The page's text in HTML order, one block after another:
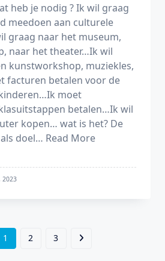
heb je nodig ? Ik wil graag
meedoen aan culturele
graag naar het museum,
naar het theater…Ik wil
kunstworkshop, muziekles,
facturen betalen voor de
moet
betalen…Ik wil
kopen… wat is het? De
doel… Read More
2023
1 2 3